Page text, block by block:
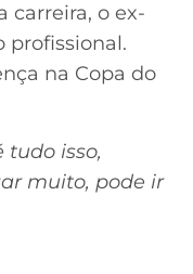
o ex-
profissional.
na Copa do
isso,
muito, pode ir